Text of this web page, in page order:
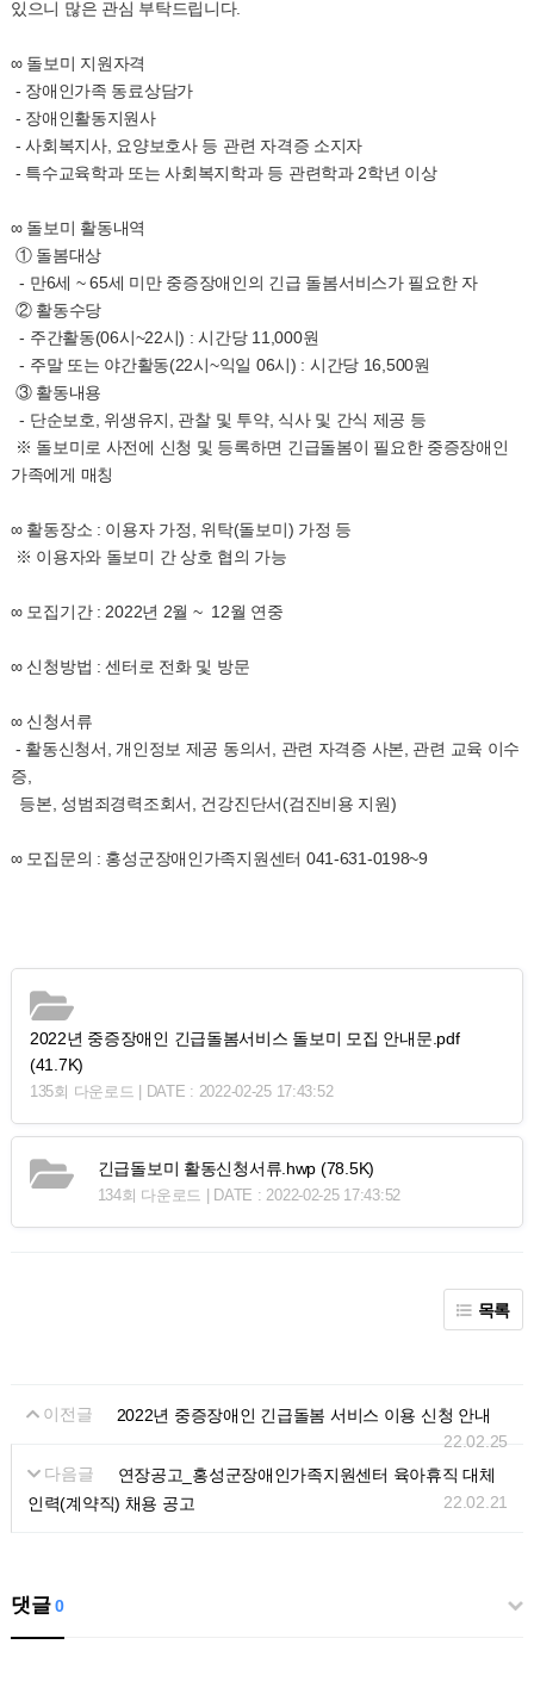
있으니 많은 관심 부탁드립니다.
∞ 돌보미 지원자격
- 장애인가족 동료상담가
- 장애인활동지원사
- 사회복지사, 요양보호사 등 관련 자격증 소지자
- 특수교육학과 또는 사회복지학과 등 관련학과 2학년 이상
∞ 돌보미 활동내역
① 돌봄대상
- 만6세 ~ 65세 미만 중증장애인의 긴급 돌봄서비스가 필요한 자
② 활동수당
- 주간활동(06시~22시) : 시간당 11,000원
- 주말 또는 야간활동(22시~익일 06시) : 시간당 16,500원
③ 활동내용
- 단순보호, 위생유지, 관찰 및 투약, 식사 및 간식 제공 등
※ 돌보미로 사전에 신청 및 등록하면 긴급돌봄이 필요한 중증장애인
가족에게 매칭
∞ 활동장소 : 이용자 가정, 위탁(돌보미) 가정 등
※ 이용자와 돌보미 간 상호 협의 가능
∞ 모집기간 : 2022년 2월 ~ 12월 연중
∞ 신청방법 : 센터로 전화 및 방문
∞ 신청서류
- 활동신청서, 개인정보 제공 동의서, 관련 자격증 사본, 관련 교육 이수
증,
등본, 성범죄경력조회서, 건강진단서(검진비용 지원)
∞ 모집문의 : 홍성군장애인가족지원센터 041-631-0198~9
2022년 중증장애인 긴급돌봄서비스 돌보미 모집 안내문.pdf
(41.7K)
135회 다운로드 | DATE : 2022-02-25 17:43:52
긴급돌보미 활동신청서류.hwp (78.5K)
134회 다운로드 | DATE : 2022-02-25 17:43:52
목록
이전글
2022년 중증장애인 긴급돌봄 서비스 이용 신청 안내
22.02.25
다음글
연장공고_홍성군장애인가족지원센터 육아휴직 대체
인력(계약직) 채용 공고
22.02.21
댓글0